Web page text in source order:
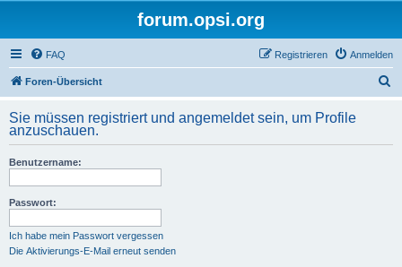
forum.opsi.org
FAQ Anmelden
Registrieren
Foren-Übersicht
h
Sie müssen registriert und angemeldet sein, um Profile
anzuschauen.
Benutzername:
Passwort:
Ich habe mein Passwort vergessen
Die Aktivierungs-E-Mail erneut senden